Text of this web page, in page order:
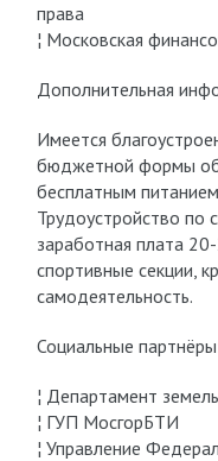
права
¦ Московская
Дополнительная
Имеется
бюджетной формы
бесплатным
Трудоустройство по
заработная плата
спортивные секции,
самодеятельность.
Социальные
¦ Департамент
¦ ГУП МосгорБТИ
¦ Управление